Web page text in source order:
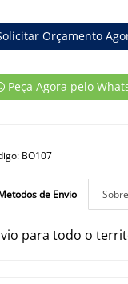
Orçamento
Peça Agora pelo
BO107
de Envio
para todo o